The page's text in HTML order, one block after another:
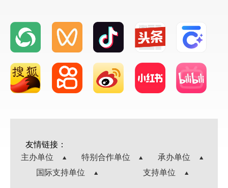
友情链接：
主办单位
特别合作单位
承办单位
国际支持单位
支持单位